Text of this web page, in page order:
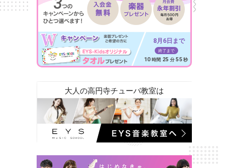
8月6日まで
終了まで
10 時間 25 分 53 秒
大人の高円寺チューバ教室は